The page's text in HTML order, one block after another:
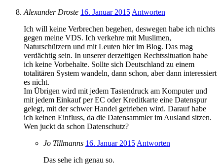
Alexander Droste 16. Januar 2015 Antworten
Ich will keine Verbrechen begehen, deswegen habe ich nichts
gegen meine VDS. Ich verkehre mit Muslimen,
Naturschützern und mit Leuten hier im Blog. Das mag
verdächtig sein. In unserer derzeitigen Rechtssituation habe
ich keine Vorbehalte. Sollte sich Deutschland zu einem
totalitären System wandeln, dann schon, aber dann interessiert
es nicht.
Im Übrigen wird mit jedem Tastendruck am Komputer und
mit jedem Einkauf per EC oder Kreditkarte eine Datenspur
gelegt, mit der schwer Handel getrieben wird. Darauf habe
ich keinen Einfluss, da die Datensammler im Ausland sitzen.
Wen juckt da schon Datenschutz?
Jo Tillmanns 16. Januar 2015 Antworten
Das sehe ich genau so.